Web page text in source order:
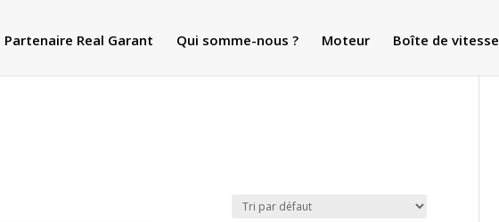
Partenaire Real Garant Qui somme-nous ? Moteur Boîte de vitesse